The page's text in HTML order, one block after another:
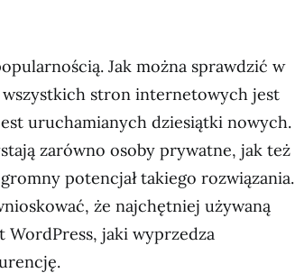
Jak można sprawdzić w
stron internetowych jest
uruchamianych dziesiątki nowych.
zarówno osoby prywatne, jak też
potencjał takiego rozwiązania.
że najchętniej używaną
jaki wyprzedza